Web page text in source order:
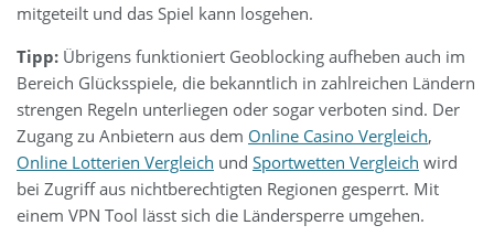
mitgeteilt und das Spiel kann losgehen.
Tipp: Übrigens funktioniert Geoblocking aufheben auch im
Bereich Glücksspiele, die bekanntlich in zahlreichen Ländern
strengen Regeln unterliegen oder sogar verboten sind. Der
Zugang zu Anbietern aus dem Online Casino Vergleich,
Online Lotterien Vergleich und Sportwetten Vergleich wird
bei Zugriff aus nichtberechtigten Regionen gesperrt. Mit
einem VPN Tool lässt sich die Ländersperre umgehen.